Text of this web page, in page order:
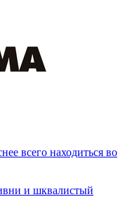
всего находиться во
и шквалистый